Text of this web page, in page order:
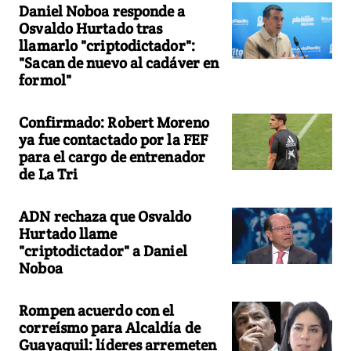
Daniel Noboa responde a
Osvaldo Hurtado tras
llamarlo "criptodictador":
"Sacan de nuevo al cadáver en
formol"
Confirmado: Robert Moreno
ya fue contactado por la FEF
para el cargo de entrenador
de La Tri
ADN rechaza que Osvaldo
Hurtado llame
"criptodictador" a Daniel
Noboa
Rompen acuerdo con el
correísmo para Alcaldía de
Guayaquil: líderes arremeten